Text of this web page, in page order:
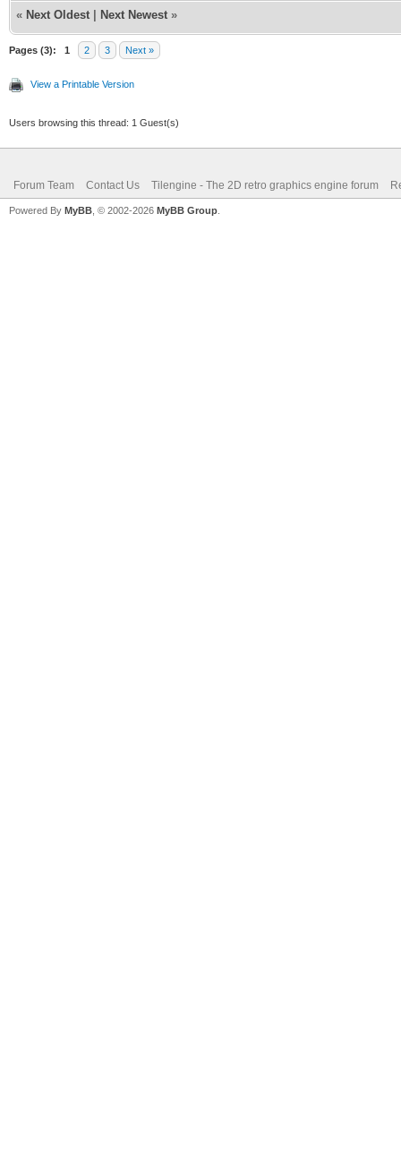
« Next Oldest Next Newest »
Pages (3): 1 2 3 Next »
View a Printable Version
Users browsing this thread: 1 Guest(s)
Forum Team Contact Us Tilengine - The 2D retro graphics engine forum
Powered By MyBB , © 2002-2026 MyBB Group